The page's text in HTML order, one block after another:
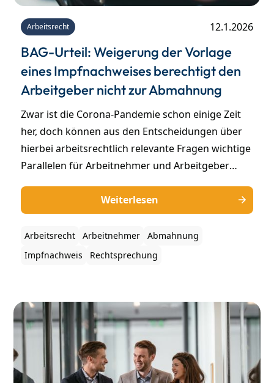
Arbeitsrecht 12.1.2026
BAG-Urteil: Weigerung der Vorlage
eines Impfnachweises berechtigt den
Arbeitgeber nicht zur Abmahnung
Zwar ist die Corona-Pandemie schon einige Zeit
her, doch können aus den Entscheidungen über
hierbei arbeitsrechtlich relevante Fragen wichtige
Parallelen für Arbeitnehmer und Arbeitgeber
uns daher mit der im Rahmen der Corona-Krise
aufgekommenen - aber weiterhin für andere
Erkrankungen relevanten - Frage, ob die
Unterlassung einer Impfung bzw. die Weigerung
hat das BAG mit Urteil vom 19.06.2024 (Az.: 5 AZR
192/23) eine Entscheidung getroffen.
Weiterlesen
Arbeitsrecht Arbeitnehmer
Abmahnung
Impfnachweis
Rechtsprechung